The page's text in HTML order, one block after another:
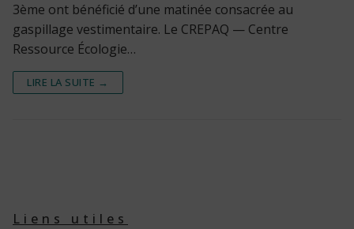
3ème ont bénéficié d’une matinée consacrée au
gaspillage vestimentaire. Le CREPAQ — Centre
Ressource Écologie…
LIRE LA SUITE →
Liens utiles